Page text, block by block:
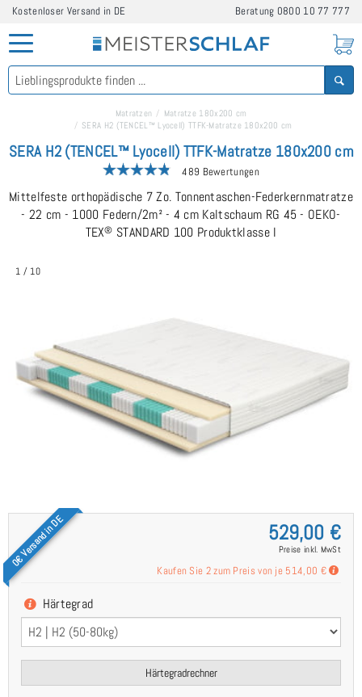
Kostenloser Versand in DE Beratung 0800 10 77 777
Matratzen
Matratze 180x200 cm
SERA H2 (TENCEL™ Lyocell) TTFK-Matratze 180x200 cm
SERA H2 (TENCEL™ Lyocell) TTFK-Matratze 180x200 cm
489 Bewertungen
Mittelfeste orthopädische 7 Zo. Tonnentaschen-Federkernmatratze
- 22 cm - 1000 Federn/2m² - 4 cm Kaltschaum RG 45 - OEKO-
TEX® STANDARD 100 Produktklasse I
1 / 10
0€ Versand in DE 529,00 €
Preise inkl. MwSt
Kaufen Sie 2 zum Preis von je 514,00 €
Härtegrad
Härtegradrechner